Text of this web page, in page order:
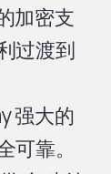
加密支
过渡到
强大的
靠。